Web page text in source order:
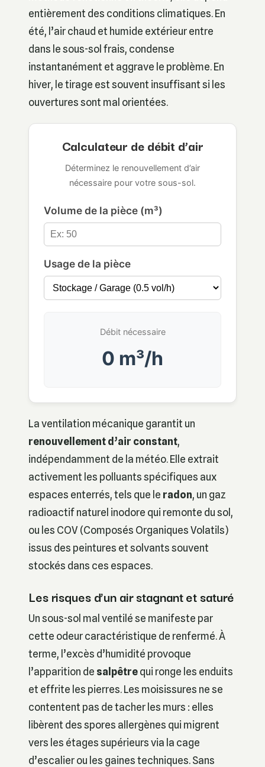
entièrement des conditions climatiques. En
été, l’air chaud et humide extérieur entre
dans le sous-sol frais, condense
instantanément et aggrave le problème. En
hiver, le tirage est souvent insuffisant si les
ouvertures sont mal orientées.
Calculateur de débit d’air
Déterminez le renouvellement d’air
nécessaire pour votre sous-sol.
Volume de la pièce (m³)
Usage de la pièce
Débit nécessaire
0 m³/h
La ventilation mécanique garantit un
renouvellement d’air constant,
indépendamment de la météo. Elle extrait
activement les polluants spécifiques aux
espaces enterrés, tels que le radon, un gaz
radioactif naturel inodore qui remonte du sol,
ou les COV (Composés Organiques Volatils)
issus des peintures et solvants souvent
stockés dans ces espaces.
Les risques d’un air stagnant et saturé
Un sous-sol mal ventilé se manifeste par
cette odeur caractéristique de renfermé. À
terme, l’excès d’humidité provoque
l’apparition de salpêtrequi ronge les enduits
et effrite les pierres. Les moisissures ne se
contentent pas de tacher les murs : elles
libèrent des spores allergènes qui migrent
vers les étages supérieurs via la cage
d’escalier ou les gaines techniques. Sans